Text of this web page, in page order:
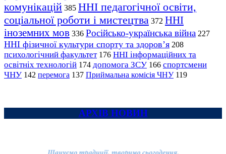
комунікацій 385 ННІ педагогічної освіти,
соціальної роботи і мистецтва 372 ННІ
іноземних мов 336 Російсько-українська війна 227
ННІ фізичної культури спорту та здоров’я 208
психологічний факультет 176 ННІ інформаційних та
освітніх технологій 174 допомога ЗСУ 166 спортсмени
ЧНУ 142 перемога 137 Приймальна комісія ЧНУ 119
АРХІВ НОВИН